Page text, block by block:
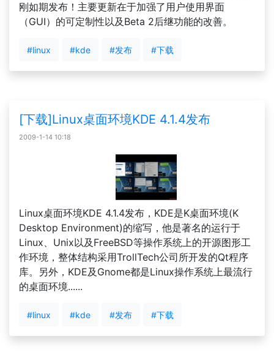
刚如期发布！主要更新在于加强了用户使用界面
（GUI）的可定制性以及Beta 2后继功能的改善。
#linux #kde #发布 #下载
[下载]Linux桌面环境KDE 4.1.4发布
2009-1-14 10:18
Linux桌面环境KDE 4.1.4发布，KDE是K桌面环境(K
Desktop Environment)的缩写，他是著名的运行于
Linux、Unix以及FreeBSD等操作系统上的开源图形工
作环境，整体结构采用TrollTech公司所开发的Qt程序
库。另外，KDE及Gnome都是Linux操作系统上最流行
的桌面环境......
#linux #kde #发布 #下载